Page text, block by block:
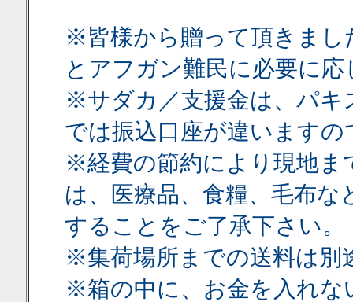
※皆様から贈って頂きまし
とアフガン難民に必要に
※サダカ／支援金は、パキ
では振込口座が違います
※経費の節約により現地ま
は、医療品、食糧、毛布
することをご了承下さい
※集荷場所までの送料は別
※箱の中に、お金を入れな